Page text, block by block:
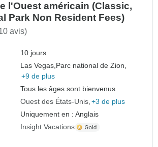
l'Ouest américain (Classic,
Park Non Resident Fees)
avis)
10 jours
Las Vegas, Parc national de Zion,
+9 de plus
Tous les âges sont bienvenus
Ouest des États-Unis +3 de plus
Uniquement en : Anglais
Insight Vacations